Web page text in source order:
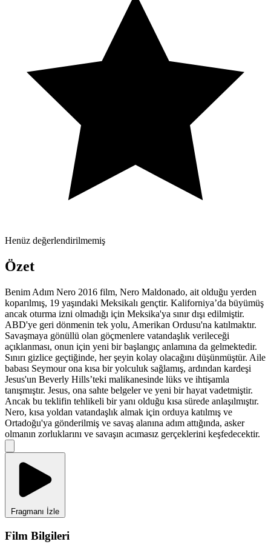
Henüz değerlendirilmemiş
Özet
Benim Adım Nero 2016 film, Nero Maldonado, ait olduğu yerden
koparılmış, 19 yaşındaki Meksikalı gençtir. Kaliforniya’da büyümüş
ancak oturma izni olmadığı için Meksika'ya sınır dışı edilmiştir.
ABD'ye geri dönmenin tek yolu, Amerikan Ordusu'na katılmaktır.
Savaşmaya gönüllü olan göçmenlere vatandaşlık verileceği
açıklanması, onun için yeni bir başlangıç anlamına da gelmektedir.
Sınırı gizlice geçtiğinde, her şeyin kolay olacağını düşünmüştür. Aile
babası Seymour ona kısa bir yolculuk sağlamış, ardından kardeşi
Jesus'un Beverly Hills’teki malikanesinde lüks ve ihtişamla
tanışmıştır. Jesus, ona sahte belgeler ve yeni bir hayat vadetmiştir.
Ancak bu teklifin tehlikeli bir yanı olduğu kısa sürede anlaşılmıştır.
Nero, kısa yoldan vatandaşlık almak için orduya katılmış ve
Ortadoğu'ya gönderilmiş ve savaş alanına adım attığında, asker
olmanın zorluklarını ve savaşın acımasız gerçeklerini keşfedecektir.
Fragmanı İzle
Film Bilgileri